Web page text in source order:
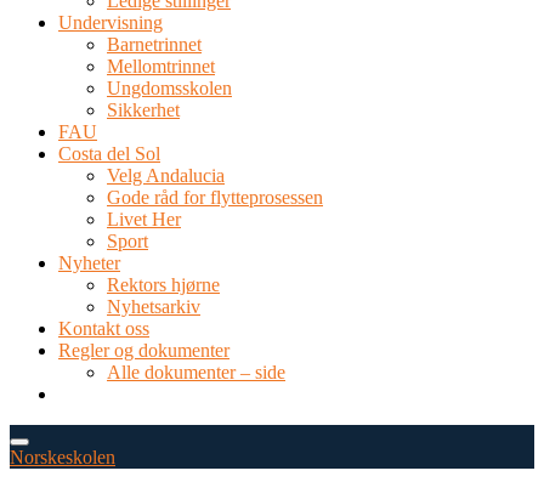
Undervisning
Barnetrinnet
Mellomtrinnet
Ungdomsskolen
Sikkerhet
FAU
Costa del Sol
Velg Andalucia
Gode råd for flytteprosessen
Livet Her
Sport
Nyheter
Rektors hjørne
Nyhetsarkiv
Kontakt oss
Regler og dokumenter
Alle dokumenter – side
Norskeskolen